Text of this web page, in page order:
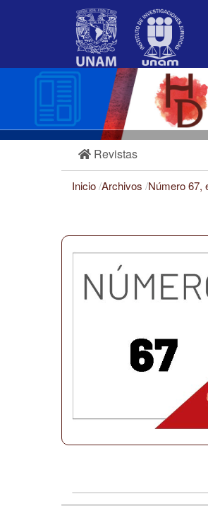
Barra
Revistas
Inicio/Archivos /Número 67,